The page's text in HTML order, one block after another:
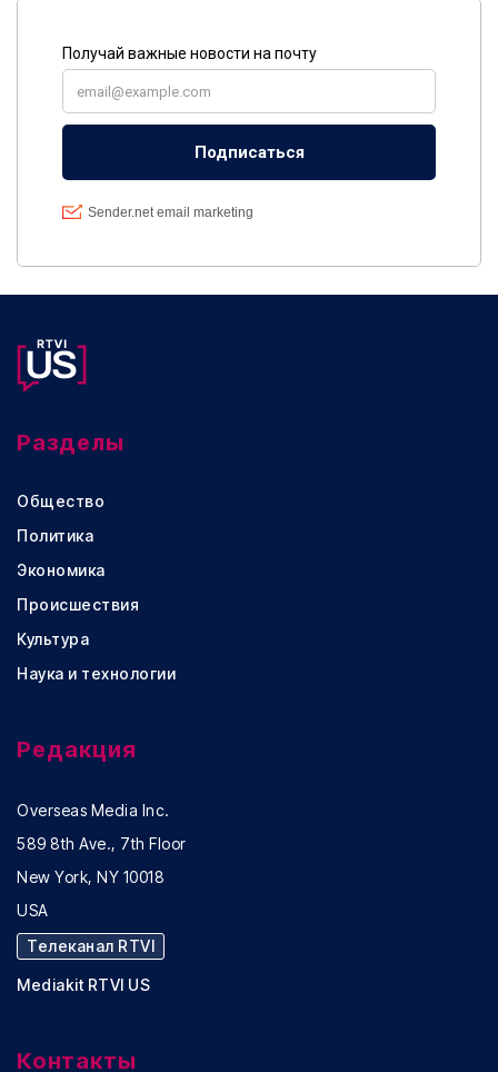
Разделы
Общество
Политика
Экономика
Происшествия
Культура
Наука и технологии
Редакция
Overseas Media Inc.
589 8th Ave., 7th Floor
New York, NY 10018
USA
Телеканал RTVI
Mediakit RTVI US
Контакты